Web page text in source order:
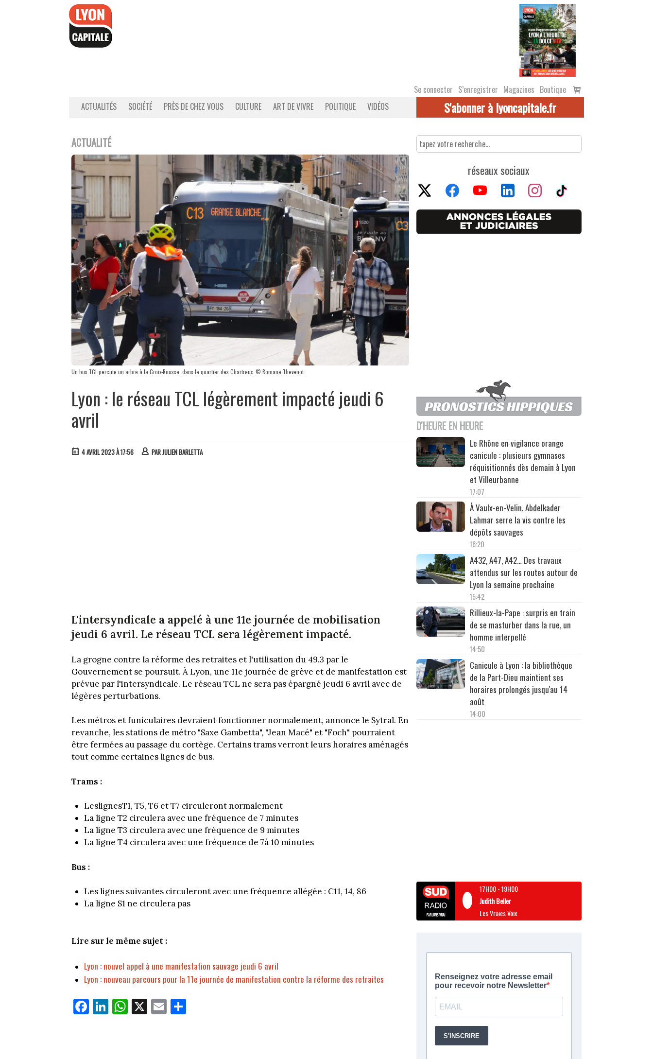
Se connecter S’enregistrer Magazines Boutique
Voir
le
ACTUALITÉS SOCIÉTÉ PRÈS DE CHEZ VOUS CULTURE ART DE VIVRE POLITIQUE VIDÉOS S'abonner à lyoncapitale.fr
ACTUALITÉ
Un bus TCL percute un arbre à la Croix-Rousse, dans le quartier des Chartreux. © Romane Thevenot
Lyon : le réseau TCL légèrement impacté jeudi 6
avril
4 AVRIL 2023 À 17:56 PARJULIEN BARLETTA
L'intersyndicale a appelé à une 11e journée de mobilisation
jeudi 6 avril. Le réseau TCL sera légèrement impacté.
La grogne contre la réforme des retraites et l'utilisation du 49.3 par le
Gouvernement se poursuit. À Lyon, une 11e journée de grève et de manifestation est
prévue par l'intersyndicale. Le réseau TCL ne sera pas épargné jeudi 6 avril avec de
légères perturbations.
Les métros et funiculaires devraient fonctionner normalement, annonce le Sytral. En
revanche, les stations de métro "Saxe Gambetta", "Jean Macé" et "Foch" pourraient
être fermées au passage du cortège. Certains trams verront leurs horaires aménagés
tout comme certaines lignes de bus.
Trams :
LeslignesT1, T5, T6 et T7 circuleront normalement
La ligne T2 circulera avec une fréquence de 7 minutes
La ligne T3 circulera avec une fréquence de 9 minutes
La ligne T4 circulera avec une fréquence de 7à 10 minutes
Bus :
Les lignes suivantes circuleront avec une fréquence allégée : C11, 14, 86
La ligne S1 ne circulera pas
Lire sur le même sujet :
Lyon : nouvel appel à une manifestation sauvage jeudi 6 avril
Lyon : nouveau parcours pour la 11e journée de manifestation contre la réforme des retraites
Fa
ce
Li
nk
W
ha
X E
m
réseaux sociaux
D'HEURE EN HEURE
Le Rhône en vigilance orange
canicule : plusieurs gymnases
réquisitionnés dès demain à Lyon
et Villeurbanne
17:07
À Vaulx-en-Velin, Abdelkader
Lahmar serre la vis contre les
dépôts sauvages
16:20
A432, A47, A42… Des travaux
attendus sur les routes autour de
Lyon la semaine prochaine
15:42
Rillieux-la-Pape : surpris en train
de se masturber dans la rue, un
homme interpellé
14:50
Canicule à Lyon : la bibliothèque
de la Part-Dieu maintient ses
horaires prolongés jusqu'au 14
août
14:00
17H00-19H00
Judith Beller
Les Vraies Voix